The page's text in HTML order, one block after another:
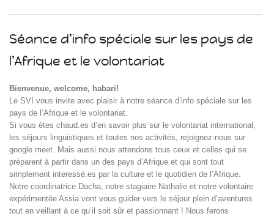
Séance d’info spéciale sur les pays de
l’Afrique et le volontariat
Bienvenue, welcome, habari!
Le SVI vous invite avec plaisir à notre séance d’info spéciale sur les
pays de l’Afrique et le volontariat.
Si vous êtes chaud.es d’en savoir plus sur le volontariat international,
les séjours linguistiques et toutes nos activités, rejoignez-nous sur
google meet. Mais aussi nous attendons tous ceux et celles qui se
préparent à partir dans un des pays d’Afrique et qui sont tout
simplement interessé.es par la culture et le quotidien de l’Afrique.
Notre coordinatrice Dacha, notre stagiaire Nathalie et notre volontaire
expérimentée Assia vont vous guider vers le séjour plein d’aventures
tout en veillant à ce qu’il soit sûr et passionnant ! Nous ferons
Islande
Russie
Pérou
Chine
Espagne
Brésil
VietNam
Mexique
Groupe
SVE